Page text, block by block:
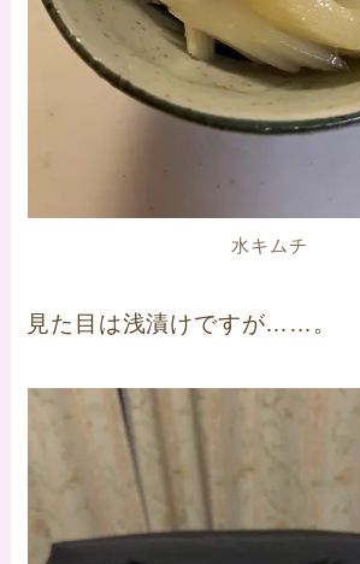
水キムチ
見た目は浅漬けですが……。